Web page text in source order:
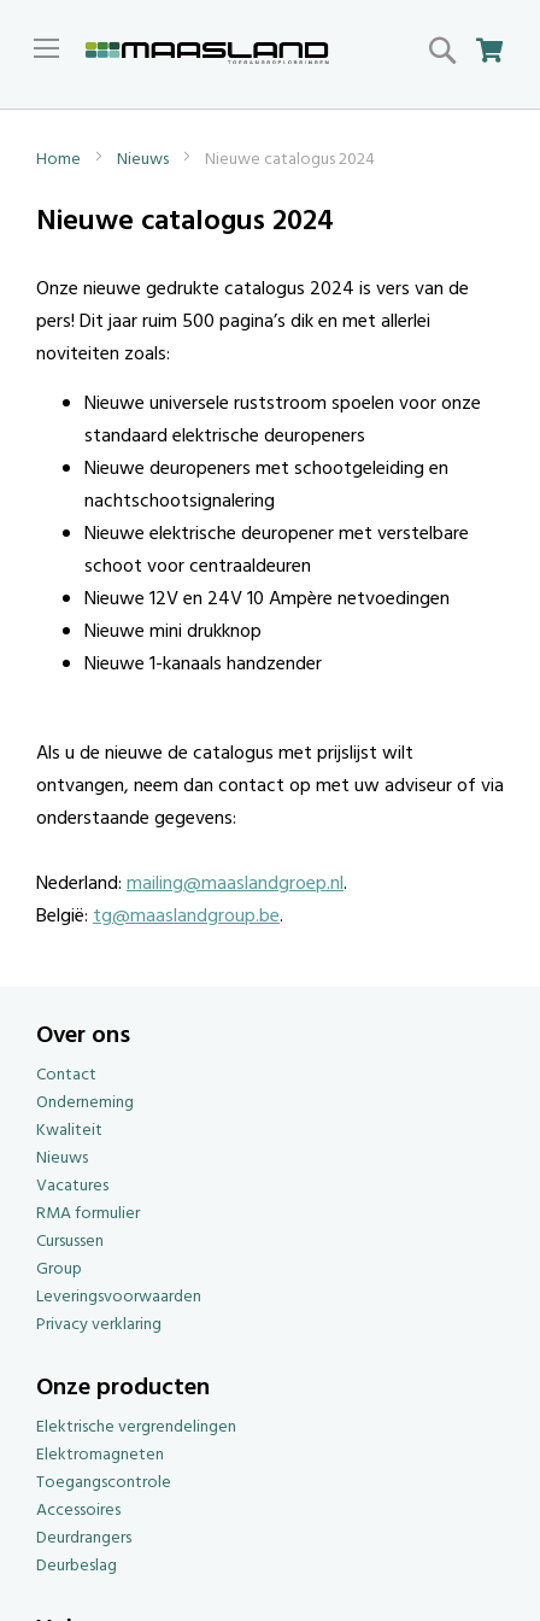
Search
Home Nieuws Nieuwe catalogus 2024
Nieuwe catalogus 2024
Onze nieuwe gedrukte catalogus 2024 is vers van de
pers! Dit jaar ruim 500 pagina’s dik en met allerlei
noviteiten zoals:
Nieuwe universele ruststroom spoelen voor onze
standaard elektrische deuropeners
Nieuwe deuropeners met schootgeleiding en
nachtschootsignalering
Nieuwe elektrische deuropener met verstelbare
schoot voor centraaldeuren
Nieuwe 12V en 24V 10 Ampère netvoedingen
Nieuwe mini drukknop
Nieuwe 1-kanaals handzender
Als u de nieuwe de catalogus met prijslijst wilt
ontvangen, neem dan contact op met uw adviseur of via
onderstaande gegevens:
Nederland:mailing@maaslandgroep.nl.
België:tg@maaslandgroup.be.
Over ons
Contact
Onderneming
Kwaliteit
Nieuws
Vacatures
RMA formulier
Cursussen
Group
Leveringsvoorwaarden
Privacy verklaring
Onze producten
Elektrische vergrendelingen
Elektromagneten
Toegangscontrole
Accessoires
Deurdrangers
Deurbeslag